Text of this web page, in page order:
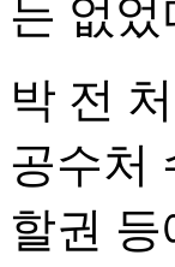
는 없
박 전
공수처
할권